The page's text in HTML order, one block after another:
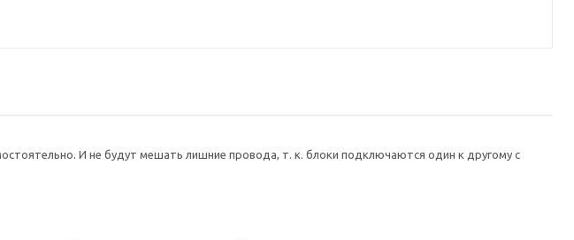
И не будут мешать лишние провода, т. к. блоки подключаются один к другому с